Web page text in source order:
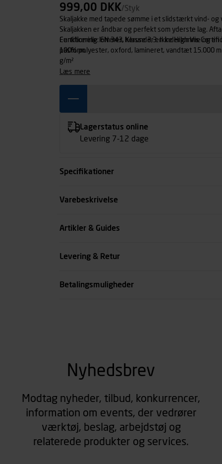
999,00 DKK/Styk
Skaljakke med tapede sømme i et slidstærkt vind-
Skaljakken er åndbar og perfekt som yderste lag.
Funktionelle lommer, herunder en inderlomme og
pasform.
Certificering: EN 343, Klasse 3,3. Ikke High Vis
100% polyester, oxford, lamineret, vandtæt 15.000
g/m²
læs mere
Lagerstatus online
Levering 7-12 dage
Specifikationer
Størrelse
Varebeskrivelse
Artikler & Guides
Levering & Retur
Betalingsmuligheder
Nyhedsbrev
Modtag nyheder, tilbud, konkurrencer,
information om events, der vedrører
værktøj, beslag, arbejdstøj og
relaterede produkter og services.